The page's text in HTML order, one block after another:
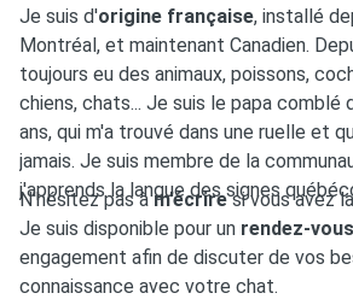
Je suis d'origine française, installé
Montréal, et maintenant Canadien.
toujours eu des animaux, poissons,
chiens, chats... Je suis le papa comblé
ans, qui m'a trouvé dans une ruelle et
jamais. Je suis membre de la
j'apprends la langue des signes
N’hésitez pas àm’écriresi vous avez
Je suis disponible pour un rendez-
engagement afin de discuter de vos
connaissance avec votre chat.